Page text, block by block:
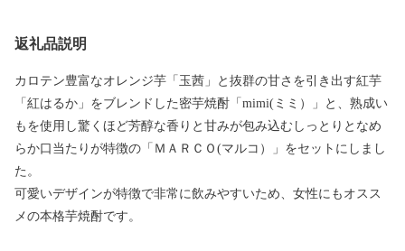
返礼品説明
カロテン豊富なオレンジ芋「玉茜」と抜群の甘さを引き出す紅芋
「紅はるか」をブレンドした密芋焼酎「mimi(ミミ）」と、熟成い
もを使用し驚くほど芳醇な香りと甘みが包み込むしっとりとなめ
らか口当たりが特徴の「ＭＡＲＣＯ(マルコ）」をセットにしまし
た。
可愛いデザインが特徴で非常に飲みやすいため、女性にもオスス
メの本格芋焼酎です。